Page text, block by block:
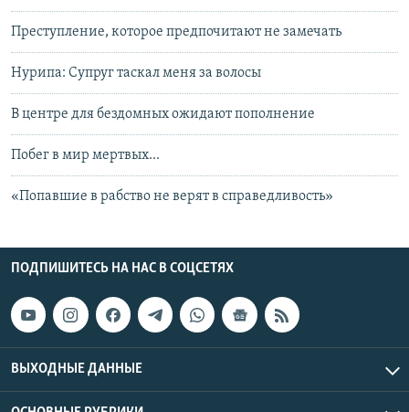
Преступление, которое предпочитают не замечать
Нурипа: Супруг таскал меня за волосы
В центре для бездомных ожидают пополнение
Побег в мир мертвых...
«Попавшие в рабство не верят в справедливость»
ПОДПИШИТЕСЬ НА НАС В СОЦСЕТЯХ
ВЫХОДНЫЕ ДАННЫЕ